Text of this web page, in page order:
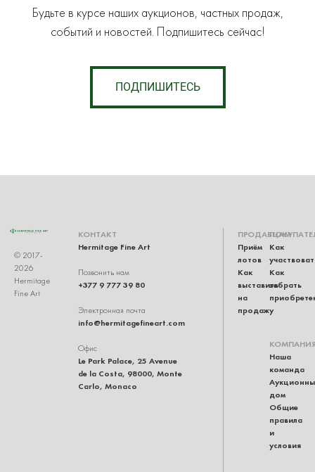
Будьте в курсе наших аукционов, частных продаж,
событий и новостей. Подпишитесь сейчас!
ПОДПИШИТЕСЬ
© 2017-
2026
Hermitage
Fine Art
КОНТАКТ
Hermitage Fine Art
Позвонить нам
+377 9 777 39 80
Электронная почта
info@hermitagefineart.com
Офис
Le Park Palace, 25 Avenue
de la Costa, 98000, Monte
Carlo, Monaco
ПРОДАВЦАМ
Приём
лотов
Как
выставить
на
продажу
Как
Как
забрать
Наша
команда
дом
Общие
правила
и
условия